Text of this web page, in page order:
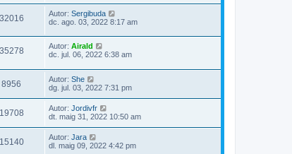
32016 Autor: Sergibuda
dc. ago. 03, 2022 8:17 am
35278 Autor: Airald
dc. jul. 06, 2022 6:38 am
8956 Autor: She
dg. jul. 03, 2022 7:31 pm
19708 Autor: Jordivfr
dt. maig 31, 2022 10:50 am
15140 Autor: Jara
dl. maig 09, 2022 4:42 pm